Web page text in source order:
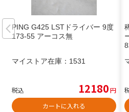
PING G425 LSTドライバー 9度
173-55 アーコス無
マイストア在庫： 1531
税込 12180円
カートに入れる